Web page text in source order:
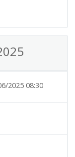
2025 08:30